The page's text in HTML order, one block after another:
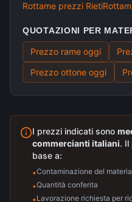
Rottame prezzi Rieti
QUOTAZIONI PER
Prezzo rame oggi
Prezzo ottone oggi
I prezzi indicati sono
commercianti italiani. Il
base a:
•Contaminazione del
•Quantità conferita
•Lavorazione richiesta per